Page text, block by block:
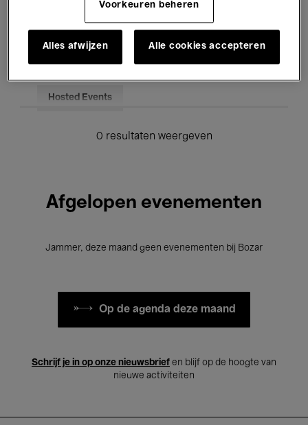
Onderwijs Rondleidingen
Hosted Events
0 resultaten weergeven
Afgelopen evenementen
Jammer, deze maand geen evenementen bij Bozar
Op de agenda deze maand
Schrijf je in op onze nieuwsbrief en blijf op de hoogte van
nieuwe activiteiten
Voorkeuren beheren
Alles afwijzen Alle cookies accepteren